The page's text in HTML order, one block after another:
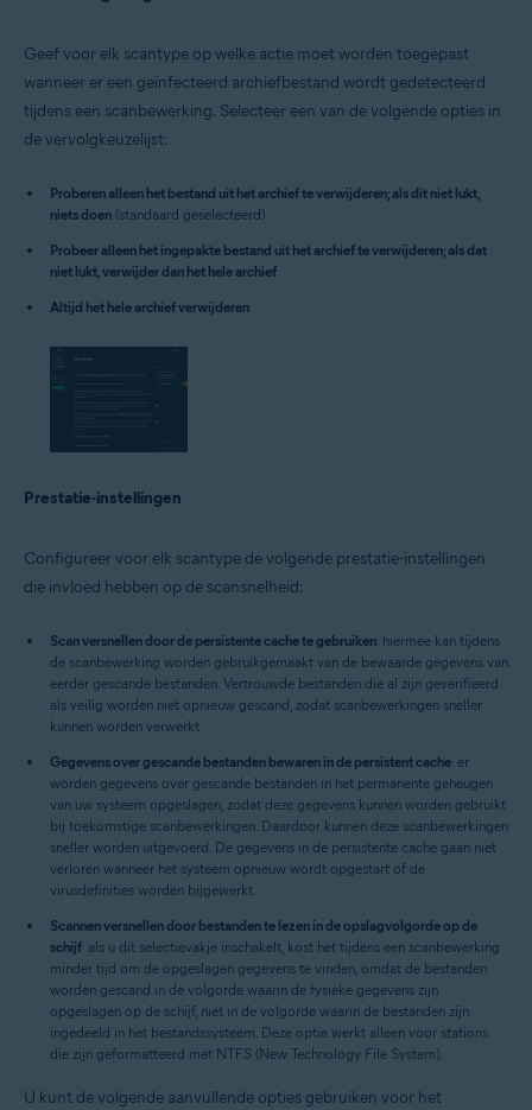
Geef voor elk scantype op welke actie moet worden toegepast
wanneer er een geïnfecteerd archiefbestand wordt gedetecteerd
tijdens een scanbewerking. Selecteer een van de volgende opties in
de vervolgkeuzelijst:
Proberen alleen het bestand uit het archief te verwijderen; als dit niet lukt,
niets doen (standaard geselecteerd)
Probeer alleen het ingepakte bestand uit het archief te verwijderen; als dat
niet lukt, verwijder dan het hele archief
Altijd het hele archief verwijderen
Prestatie-instellingen
Configureer voor elk scantype de volgende prestatie-instellingen
die invloed hebben op de scansnelheid:
Scan versnellen door de persistente cache te gebruiken: hiermee kan tijdens
de scanbewerking worden gebruikgemaakt van de bewaarde gegevens van
eerder gescande bestanden. Vertrouwde bestanden die al zijn geverifieerd
als veilig worden niet opnieuw gescand, zodat scanbewerkingen sneller
kunnen worden verwerkt.
Gegevens over gescande bestanden bewaren in de persistent cache: er
worden gegevens over gescande bestanden in het permanente geheugen
van uw systeem opgeslagen, zodat deze gegevens kunnen worden gebruikt
bij toekomstige scanbewerkingen. Daardoor kunnen deze scanbewerkingen
sneller worden uitgevoerd. De gegevens in de persistente cache gaan niet
verloren wanneer het systeem opnieuw wordt opgestart of de
virusdefinities worden bijgewerkt.
Scannen versnellen door bestanden te lezen in de opslagvolgorde op de
schijf: als u dit selectievakje inschakelt, kost het tijdens een scanbewerking
minder tijd om de opgeslagen gegevens te vinden, omdat de bestanden
worden gescand in de volgorde waarin de fysieke gegevens zijn
opgeslagen op de schijf, niet in de volgorde waarin de bestanden zijn
ingedeeld in het bestandssysteem. Deze optie werkt alleen voor stations
die zijn geformatteerd met NTFS (New Technology File System).
U kunt de volgende aanvullende opties gebruiken voor het